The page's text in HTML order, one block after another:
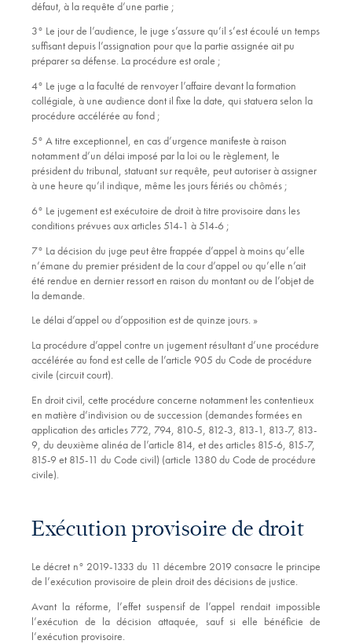
défaut, à la requête d’une partie ;
3° Le jour de l’audience, le juge s’assure qu’il s’est écoulé un temps
suffisant depuis l’assignation pour que la partie assignée ait pu
préparer sa défense. La procédure est orale ;
4° Le juge a la faculté de renvoyer l’affaire devant la formation
collégiale, à une audience dont il fixe la date, qui statuera selon la
procédure accélérée au fond ;
5° A titre exceptionnel, en cas d’urgence manifeste à raison
notamment d’un délai imposé par la loi ou le règlement, le
président du tribunal, statuant sur requête, peut autoriser à assigner
à une heure qu’il indique, même les jours fériés ou chômés ;
6° Le jugement est exécutoire de droit à titre provisoire dans les
conditions prévues aux articles 514-1 à 514-6 ;
7° La décision du juge peut être frappée d’appel à moins qu’elle
n’émane du premier président de la cour d’appel ou qu’elle n’ait
été rendue en dernier ressort en raison du montant ou de l’objet de
la demande.
Le délai d’appel ou d’opposition est de quinze jours. »
La procédure d’appel contre un jugement résultant d’une procédure
accélérée au fond est celle de l’article 905 du Code de procédure
civile (circuit court).
En droit civil, cette procédure concerne notamment les contentieux
en matière d’indivision ou de succession (demandes formées en
application des articles 772, 794, 810-5, 812-3, 813-1, 813-7, 813-
9, du deuxième alinéa de l’article 814, et des articles 815-6, 815-7,
815-9 et 815-11 du Code civil) (article 1380 du Code de procédure
civile).
Exécution provisoire de droit
Le décret n° 2019-1333 du 11 décembre 2019 consacre le principe
de l’exécution provisoire de plein droit des décisions de justice.
Avant la réforme, l’effet suspensif de l’appel rendait impossible
l’exécution de la décision attaquée, sauf si elle bénéficie de
l’exécution provisoire.